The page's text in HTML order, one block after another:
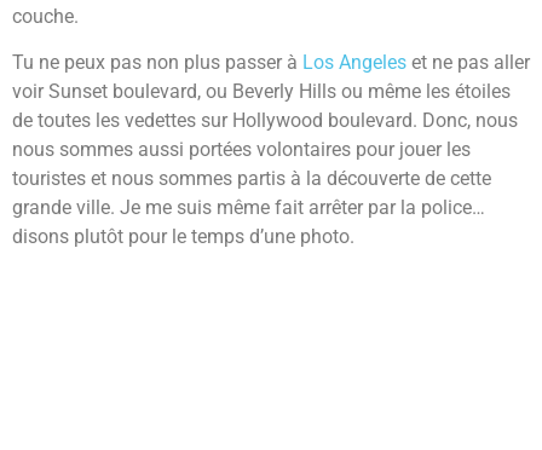
couche.
Tu ne peux pas non plus passer à Los Angeles et ne pas aller
voir Sunset boulevard, ou Beverly Hills ou même les étoiles
de toutes les vedettes sur Hollywood boulevard. Donc, nous
nous sommes aussi portées volontaires pour jouer les
touristes et nous sommes partis à la découverte de cette
grande ville. Je me suis même fait arrêter par la police…
disons plutôt pour le temps d’une photo.